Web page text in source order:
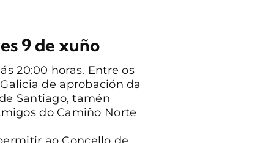
9 de xuño
20:00 horas. Entre os
de aprobación da
Santiago, tamén
do Camiño Norte